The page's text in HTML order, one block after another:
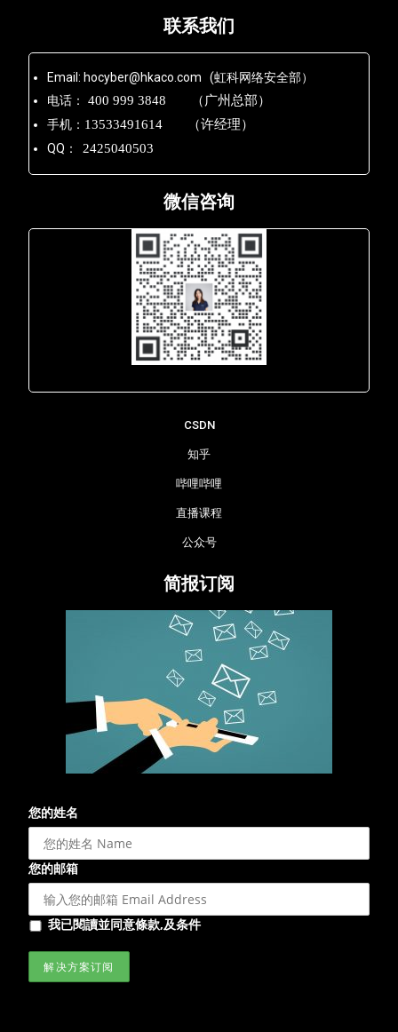
联系我们
Email: hocyber@hkaco.com (虹科网络安全部）
电话：
400 999 3848 （广州总部）
手机： 13533491614 （许经理）
QQ：2425040503
微信咨询
CSDN
知乎
哔哩哔哩
直播课程
公众号
简报订阅
您的姓名
您的邮箱
我已閱讀並同意條款,及条件